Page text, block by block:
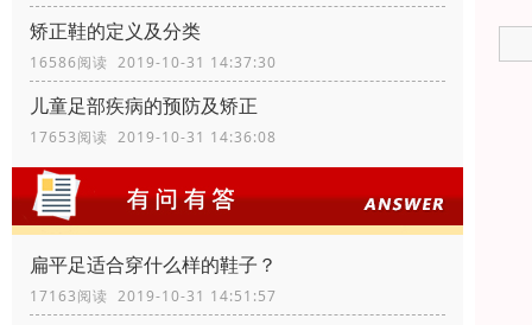
矫正鞋的定义及分类
16586阅读 2019-10-31 14:37:30
儿童足部疾病的预防及矫正
17653阅读 2019-10-31 14:36:08
扁平足适合穿什么样的鞋子？
17163阅读 2019-10-31 14:51:57